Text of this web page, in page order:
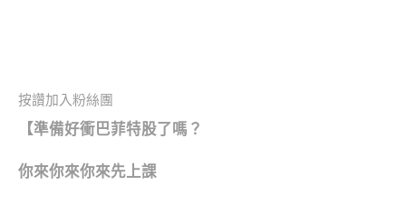
按讚加入粉絲團
【準備好衝巴菲特股了嗎？
你來你來你來先上課